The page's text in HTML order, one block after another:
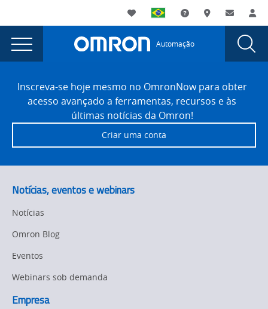
currently
viewing
the
Finder
e
laser
page.
Utility
Navigation
My List SuporteOnde comprar
Contato
Main
Navigation
Automação
Configuração
do
Direct
Finder
Link
FH
marcador
laser
MX-
FooterInscreva-se hoje mesmo no OmronNow para obter
acesso avançado a ferramentas, recursos e às
últimas notícias da Omron!
Criar uma conta
Notícias, eventos e webinars
Notícias
Omron Blog
Eventos
Webinars sob demanda
Empresa